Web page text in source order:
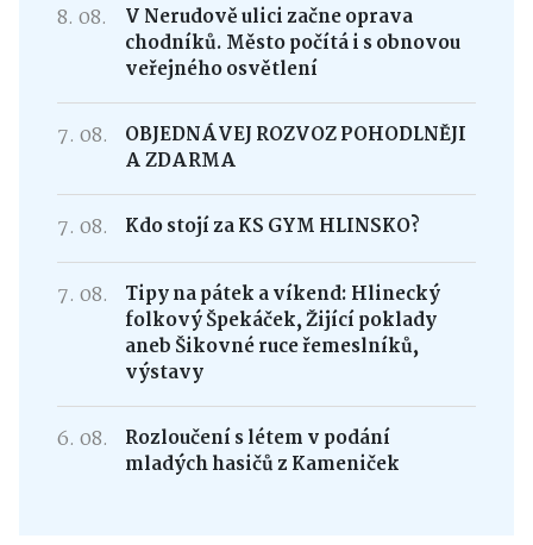
8. 08.
V Nerudově ulici začne oprava
chodníků. Město počítá i s obnovou
veřejného osvětlení
7. 08.
OBJEDNÁVEJ ROZVOZ POHODLNĚJI
A ZDARMA
7. 08. Kdo stojí za KS GYM HLINSKO?
7. 08.
Tipy na pátek a víkend: Hlinecký
folkový Špekáček, Žijící poklady
aneb Šikovné ruce řemeslníků,
výstavy
6. 08.
Rozloučení s létem v podání
mladých hasičů z Kameniček